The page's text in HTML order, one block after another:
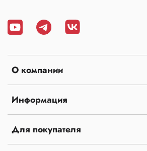
О компании
Информация
Для покупателя